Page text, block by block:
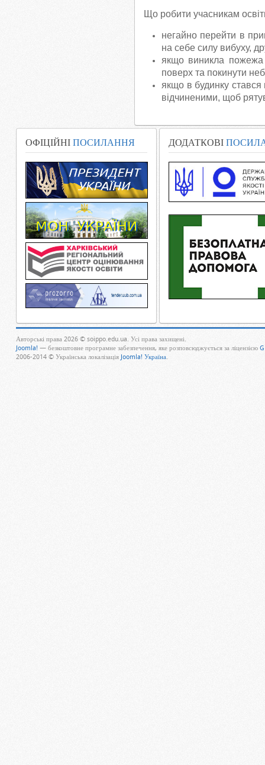
Що робити учасникам
негайно перейти в
на себе силу вибуху,
якщо виникла пожежа
поверх та покинути
якщо в будинку
відчиненими, щоб
ОФІЦІЙНІ ПОСИЛАННЯ ДОДАТКОВІ
Авторські права 2026 © soippo.edu.ua. Усі права захищені.
Joomla! — безкоштовне програмне забезпечення, яке розповсюджується за ліцензією
2006-2014 © Українська локалізація Joomla! Україна.